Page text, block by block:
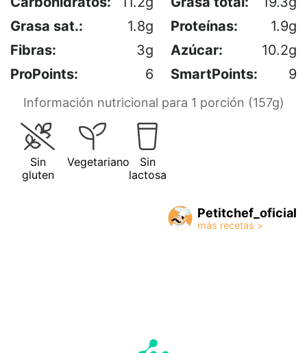
Grasa sat.:
1.8g Proteínas:
1.9g
Fibras:
3g Azúcar:
10.2g
ProPoints:
6 SmartPoints: 9
Información nutricional para 1 porción (157g)
Sin
gluten
Vegetariano
Sin
lactosa
Petitchef_oficial